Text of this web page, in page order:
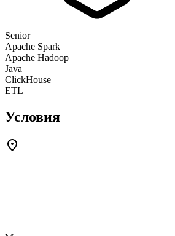
Senior
Apache Spark
Apache Hadoop
Java
ClickHouse
ETL
Условия